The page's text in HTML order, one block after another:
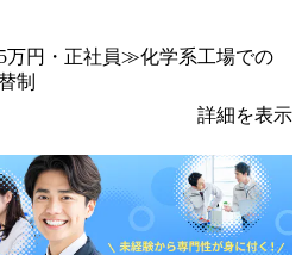
万円・正社員≫化学系工場での
制
詳細を表示